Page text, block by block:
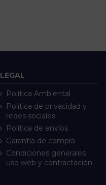
LEGAL
Política Ambiental
Política de privacidad y
redes sociales
Política de envíos
Garantía de compra
Condiciones generales
uso web y contractación